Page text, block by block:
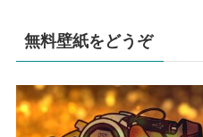
無料壁紙をどうぞ